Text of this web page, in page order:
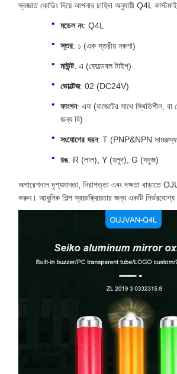
স্বজ্ঞাত কোডিং দিয়ে আপনার চাহিদা অনুযায়ী Q4L
মডেল নং: Q4L
স্তর: ১ (এক স্তরীয় নকশা)
মাউন্ট: এ (ফোল্ডেবল টাইপ)
ভোল্টেজ: 02 (DC24V)
ফাংশন: এফ (বাজেটের সাথে স্থিতিশীল,
জন্য বি)
সংযোগের ধরন: T (PNP&NPN
রঙ: R (লাল), Y (হলুদ), G (সবুজ)
অপারেশনাল দৃশ্যমানতা, নিরাপত্তা এবং দক্ষতা বাড়াতে
করুন। আধুনিক শিল্প স্বয়ংক্রিয়তার জন্য একটি নির্ভরযোগ্য